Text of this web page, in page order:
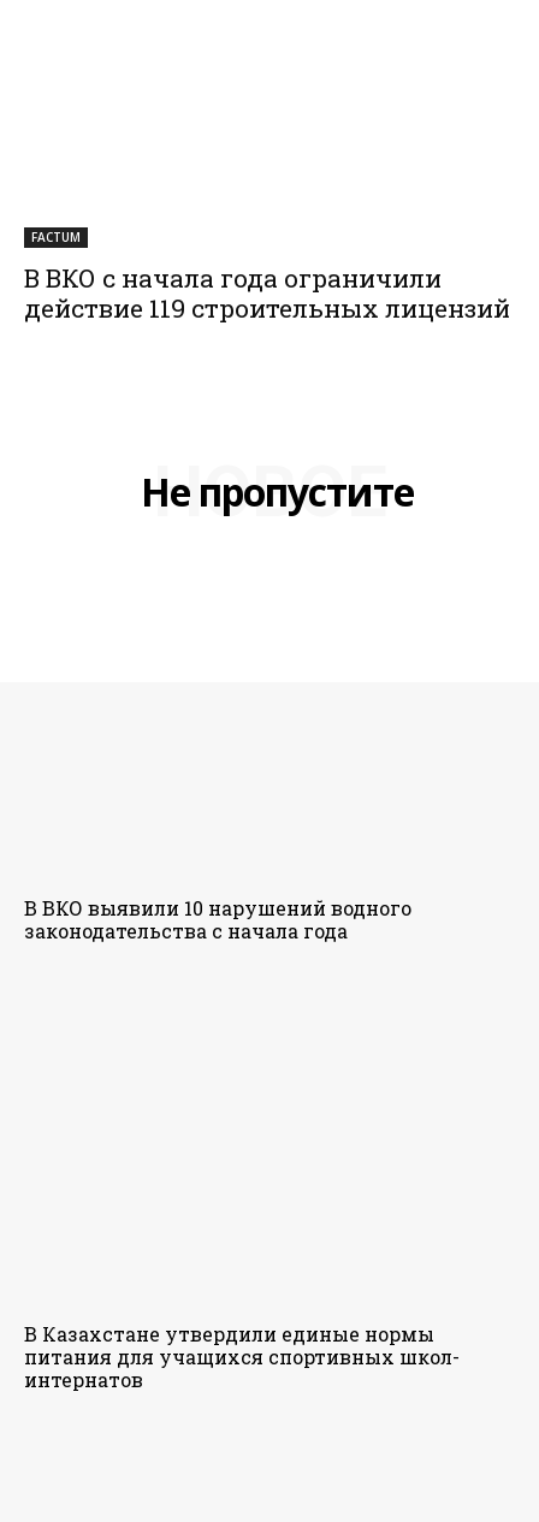
FACTUM
В ВКО с начала года ограничили
действие 119 строительных лицензий
Не пропустите
НОВОЕ
В ВКО выявили 10 нарушений водного
законодательства с начала года
В Казахстане утвердили единые нормы
питания для учащихся спортивных школ-
интернатов